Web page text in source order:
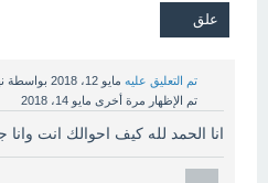
تم التعليق عليه مايو 12، 2018 بواسطة
تم الإظهار مرة أخرى مايو 14، 2018
انا الحمد لله كيف احوالك انت